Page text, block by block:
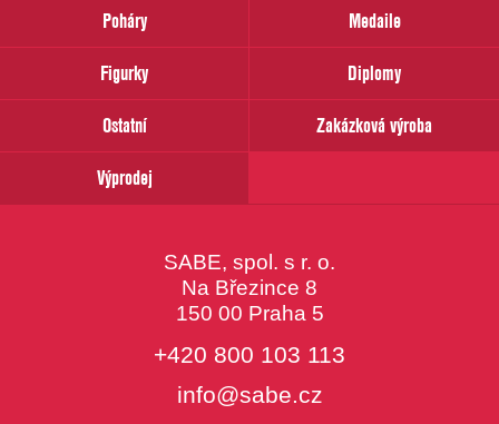
email
Poháry
Medaile
Figurky
Diplomy
Ostatní
Zakázková výroba
Výprodej
SABE, spol. s r. o.
Na Březince 8
150 00 Praha 5
+420 800 103 113
info@sabe.cz